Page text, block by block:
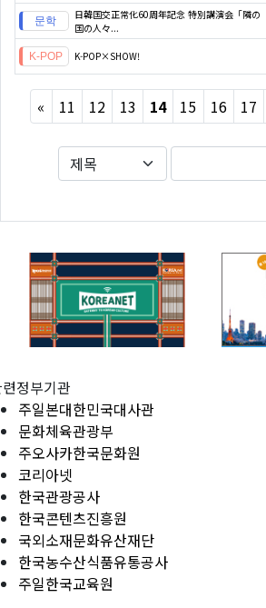
日韓国交正常化60周年記念 特別講演会「隣の
国の人々...
K-POP×SHOW!
« Previous
11 12 13 14 15 16 17
정부기관
주일본대한민국대사관
문화체육관광부
주오사카한국문화원
코리아넷
한국관광공사
한국콘텐츠진흥원
국외소재문화유산재단
한국농수산식품유통공사
주일한국교육원